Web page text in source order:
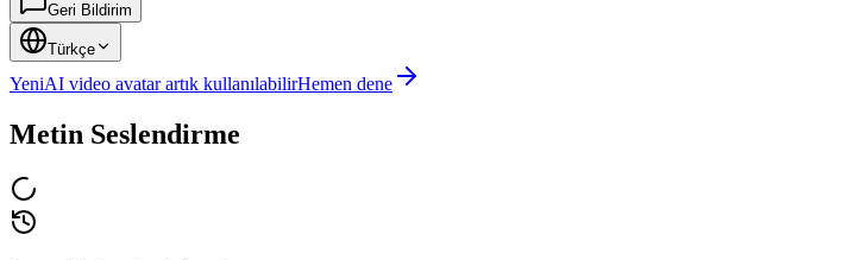
Geri Bildirim
Türkçe
YeniAI video avatar artık kullanılabilirHemen dene
Metin Seslendirme